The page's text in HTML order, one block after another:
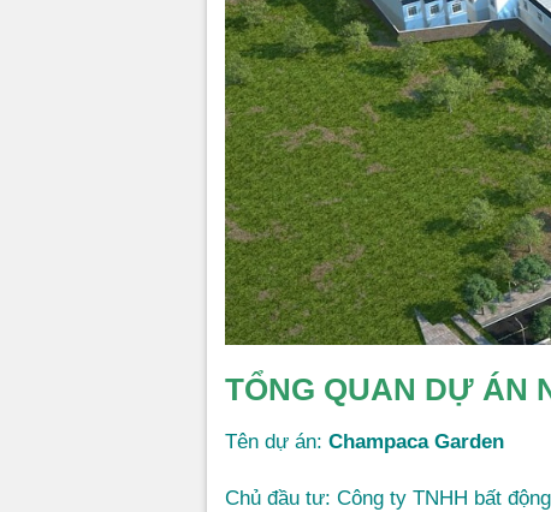
TỔNG QUAN DỰ ÁN
Tên dự án: Champaca Garden
Chủ đầu tư: Công ty TNHH bất